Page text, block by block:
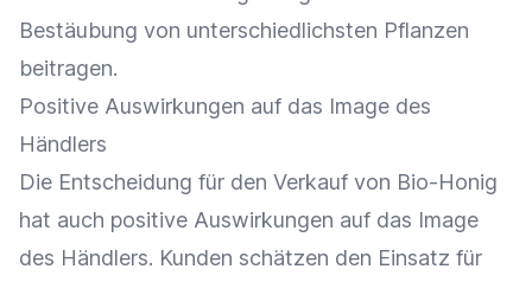
Bestäubung von unterschiedlichsten Pflanzen
beitragen.
Positive Auswirkungen auf das Image des
Händlers
Die Entscheidung für den Verkauf von Bio-Honig
hat auch positive Auswirkungen auf das Image
des Händlers. Kunden schätzen den Einsatz für